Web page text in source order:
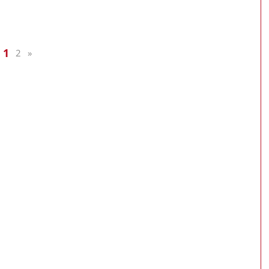
1 (current)
2 »